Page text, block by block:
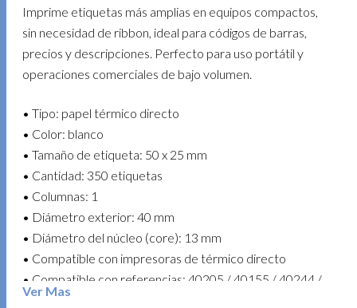
Imprime etiquetas más amplias en equipos compactos,
sin necesidad de ribbon, ideal para códigos de barras,
precios y descripciones. Perfecto para uso portátil y
operaciones comerciales de bajo volumen.
• Tipo: papel térmico directo
• Color: blanco
• Tamaño de etiqueta: 50 x 25 mm
• Cantidad: 350 etiquetas
• Columnas: 1
• Diámetro exterior: 40 mm
• Diámetro del núcleo (core): 13 mm
• Compatible con impresoras de térmico directo
• Compatible con referencias: 40205 / 40155 / 40244 /
40146 / 40229 / 40239 / 80282
Ver Mas